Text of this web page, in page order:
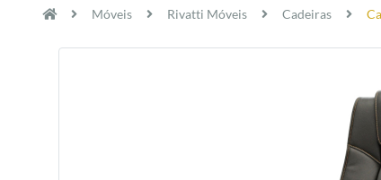
Móveis Rivatti Móveis Cadeiras